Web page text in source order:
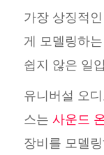
가장 상징적
게 모델링하
쉽지 않은 일
유니버설 오
스는 사운드
장비를 모델